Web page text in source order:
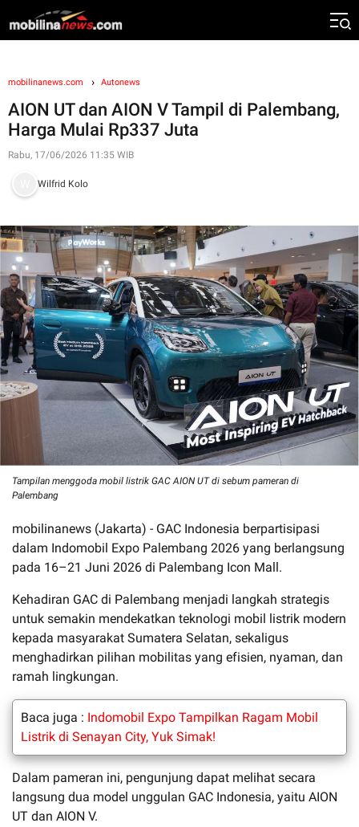
mobilinanews.com Autonews
AION UT dan AION V Tampil di Palembang,
Harga Mulai Rp337 Juta
Rabu, 17/06/2026 11:35 WIB
Wilfrid Kolo
Tampilan menggoda mobil listrik GAC AION UT di sebum pameran di
Palembang
mobilinanews (Jakarta) - GAC Indonesia berpartisipasi
dalam Indomobil Expo Palembang 2026 yang berlangsung
pada 16–21 Juni 2026 di Palembang Icon Mall.
Kehadiran GAC di Palembang menjadi langkah strategis
untuk semakin mendekatkan teknologi mobil listrik modern
kepada masyarakat Sumatera Selatan, sekaligus
menghadirkan pilihan mobilitas yang efisien, nyaman, dan
ramah lingkungan.
Baca juga : Indomobil Expo Tampilkan Ragam Mobil
Listrik di Senayan City, Yuk Simak!
Dalam pameran ini, pengunjung dapat melihat secara
langsung dua model unggulan GAC Indonesia, yaitu AION
UT dan AION V.